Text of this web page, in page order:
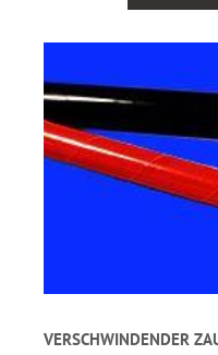
VERSCHWINDENDER